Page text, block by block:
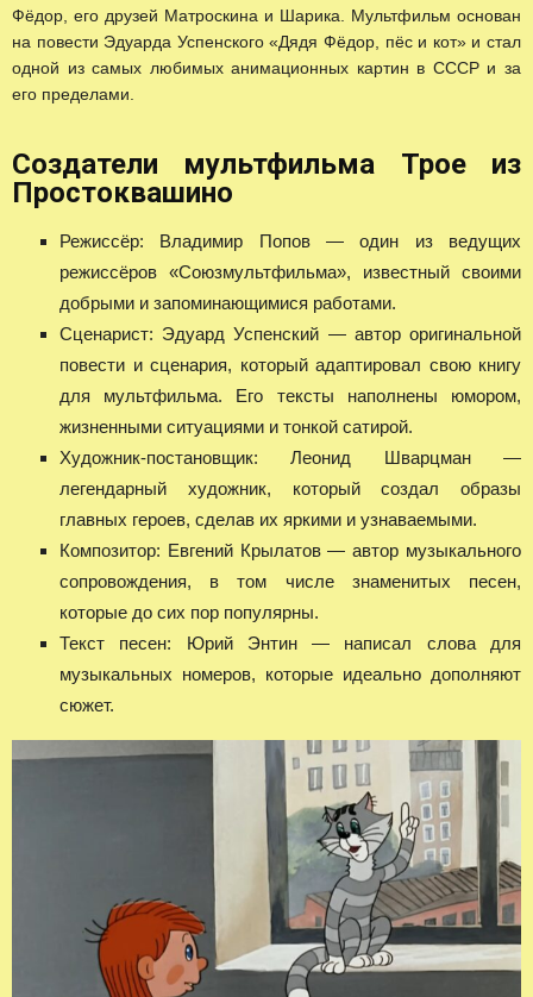
Фёдор, его друзей Матроскина и Шарика. Мультфильм основан
на повести Эдуарда Успенского «Дядя Фёдор, пёс и кот» и стал
одной из самых любимых анимационных картин в СССР и за
его пределами.
Создатели мультфильма Трое из
Простоквашино
Режиссёр: Владимир Попов — один из ведущих
режиссёров «Союзмультфильма», известный своими
добрыми и запоминающимися работами.
Сценарист: Эдуард Успенский — автор оригинальной
повести и сценария, который адаптировал свою книгу
для мультфильма. Его тексты наполнены юмором,
жизненными ситуациями и тонкой сатирой.
Художник-постановщик: Леонид Шварцман —
легендарный художник, который создал образы
главных героев, сделав их яркими и узнаваемыми.
Композитор: Евгений Крылатов — автор музыкального
сопровождения, в том числе знаменитых песен,
которые до сих пор популярны.
Текст песен: Юрий Энтин — написал слова для
музыкальных номеров, которые идеально дополняют
сюжет.